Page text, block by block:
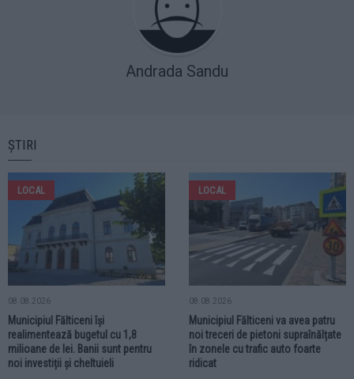
Andrada Sandu
ȘTIRI
LOCAL
08.08.2026
Municipiul Fălticeni își
realimentează bugetul cu 1,8
milioane de lei. Banii sunt pentru
noi investiții și cheltuieli
LOCAL
08.08.2026
Municipiul Fălticeni va avea patru
noi treceri de pietoni supraînălțate
în zonele cu trafic auto foarte
ridicat